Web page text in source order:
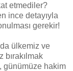
etmediler?
ince detayıyla
gerekir!
ülkemiz ve
bırakılmak
günümüze hakim